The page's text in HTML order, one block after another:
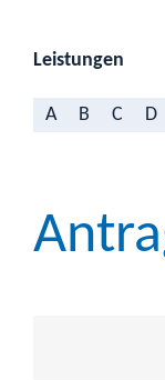
Leistungen
A B C D